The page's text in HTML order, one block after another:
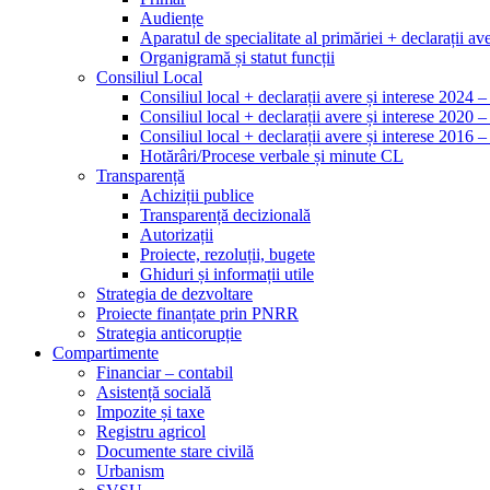
Audiențe
Aparatul de specialitate al primăriei + declarații
Organigramă și statut funcții
Consiliul Local
Consiliul local + declarații avere și interese 2024
Consiliul local + declarații avere și interese 2020
Consiliul local + declarații avere și interese 2016
Hotărâri/Procese verbale și minute CL
Transparență
Achiziții publice
Transparență decizională
Autorizații
Proiecte, rezoluții, bugete
Ghiduri și informații utile
Strategia de dezvoltare
Proiecte finanțate prin PNRR
Strategia anticorupție
Compartimente
Financiar – contabil
Asistență socială
Impozite și taxe
Registru agricol
Documente stare civilă
Urbanism